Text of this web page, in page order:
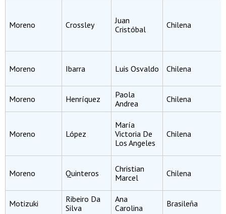
Moreno Crossley
Juan
Cristóbal
Chilena
Moreno Ibarra Luis Osvaldo Chilena
Moreno Henríquez
Paola
Andrea
Chilena
Moreno López
María
Victoria De
Los Angeles
Chilena
Moreno Quinteros
Christian
Marcel
Chilena
Motizuki
Ribeiro Da
Silva
Ana
Carolina
Brasileña